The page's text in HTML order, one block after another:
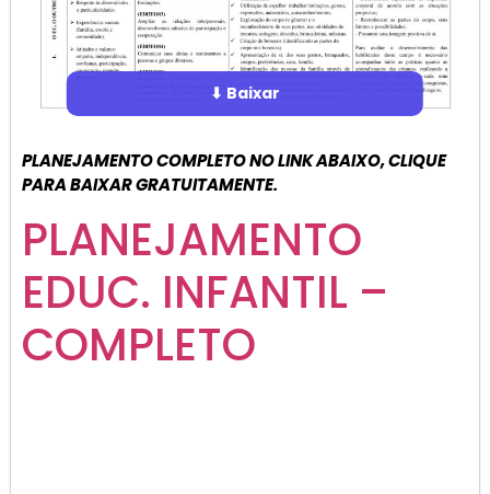
⬇ Baixar
PLANEJAMENTO COMPLETO NO LINK ABAIXO, CLIQUE
PARA BAIXAR GRATUITAMENTE.
PLANEJAMENTO
EDUC. INFANTIL –
COMPLETO